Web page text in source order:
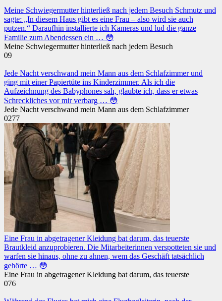
Meine Schwiegermutter hinterließ nach jedem Besuch Schmutz und
sagte: „In diesem Haus gibt es eine Frau – also wird sie auch
putzen.“ Daraufhin installierte ich Kameras und lud die ganze
Familie zum Abendessen ein … 😳
Meine Schwiegermutter hinterließ nach jedem Besuch
09
Jede Nacht verschwand mein Mann aus dem Schlafzimmer und
ging mit einer Papiertüte ins Kinderzimmer. Als ich die
Aufzeichnung des Babyphones sah, glaubte ich, dass er etwas
Schreckliches vor mir verbarg … 😳
Jede Nacht verschwand mein Mann aus dem Schlafzimmer
0277
Eine Frau in abgetragener Kleidung bat darum, das teuerste
Brautkleid anzuprobieren. Die Mitarbeiterinnen verspotteten sie und
warfen sie hinaus, ohne zu ahnen, wem das Geschäft tatsächlich
gehörte … 😳
Eine Frau in abgetragener Kleidung bat darum, das teuerste
076